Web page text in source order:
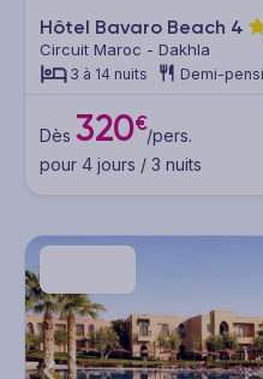
Hôtel Bavaro Beach 4
Circuit Maroc - Dakhla
3 à 14 nuits Demi-
Dès 320€/pers.
pour 4 jours / 3 nuits